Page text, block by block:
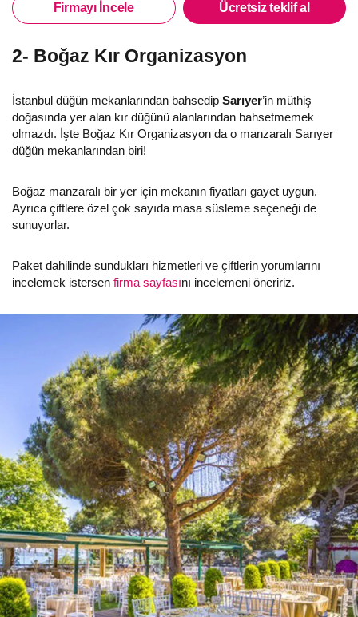
Firmayı İncele Ücretsiz teklif al
2- Boğaz Kır Organizasyon
İstanbul düğün mekanlarından bahsedip Sarıyer’in müthiş
doğasında yer alan kır düğünü alanlarından bahsetmemek
olmazdı. İşte Boğaz Kır Organizasyon da o manzaralı Sarıyer
düğün mekanlarından biri!
Boğaz manzaralı bir yer için mekanın fiyatları gayet uygun.
Ayrıca çiftlere özel çok sayıda masa süsleme seçeneği de
sunuyorlar.
Paket dahilinde sundukları hizmetleri ve çiftlerin yorumlarını
incelemek istersen firma sayfasını incelemeni öneririz.